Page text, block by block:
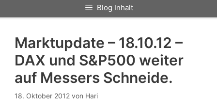
Blog Inhalt
Marktupdate – 18.10.12 –
DAX und S&P500 weiter
auf Messers Schneide.
18. Oktober 2012 von Hari